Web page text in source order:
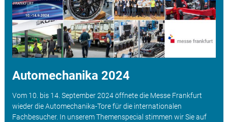
Automechanika 2024
Vom 10. bis 14. September 2024 öffnete die Messe Frankfurt
wieder die Automechanika-Tore für die internationalen
Fachbesucher. In unserem Themenspecial stimmen wir Sie auf